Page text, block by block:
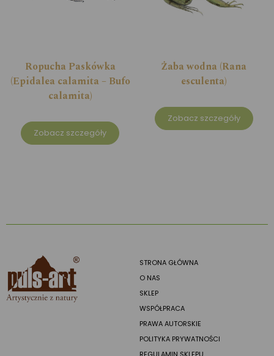
Ropucha Paskówka
(Epidalea calamita – Bufo
calamita)
Zobacz szczegóły
Żaba wodna (Rana
esculenta)
Zobacz szczegóły
STRONA GŁÓWNA
O NAS
SKLEP
WSPÓŁPRACA
PRAWA AUTORSKIE
POLITYKA PRYWATNOŚCI